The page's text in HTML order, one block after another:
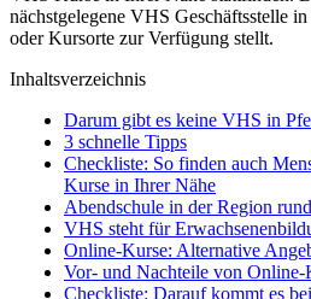
nächstgelegene VHS Geschäftsstelle
oder Kursorte zur Verfügung stellt.
Inhaltsverzeichnis
Darum gibt es keine VHS in
3 schnelle Tipps
Checkliste: So finden auch
Kurse in Ihrer Nähe
Abendschule in der Region
VHS steht für
Online-Kurse: Alternative
Vor- und Nachteile von Online-
Checkliste: Darauf kommt es